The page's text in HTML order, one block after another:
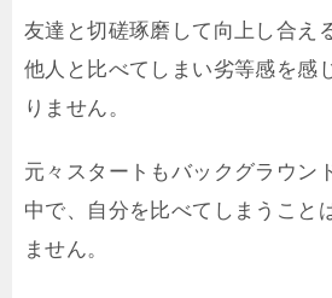
友達と切磋琢磨して向上し合え
他人と比べてしまい劣等感を感
りません。
元々スタートもバックグラウン
中で、自分を比べてしまうこと
ません。